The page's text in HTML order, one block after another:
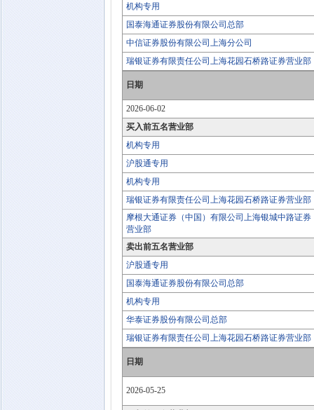
机构专用
国泰海通证券股份有限公司总部
中信证券股份有限公司上海分公司
瑞银证券有限责任公司上海花园石桥路证券营业部
日期
2026-06-02
买入前五名营业部
机构专用
沪股通专用
机构专用
瑞银证券有限责任公司上海花园石桥路证券营业部
摩根大通证券（中国）有限公司上海银城中路证券
营业部
卖出前五名营业部
沪股通专用
国泰海通证券股份有限公司总部
机构专用
华泰证券股份有限公司总部
瑞银证券有限责任公司上海花园石桥路证券营业部
日期
2026-05-25